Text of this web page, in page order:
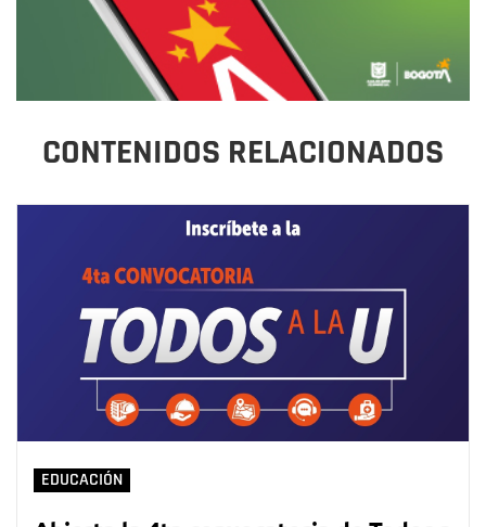
CONTENIDOS RELACIONADOS
EDUCACIÓN